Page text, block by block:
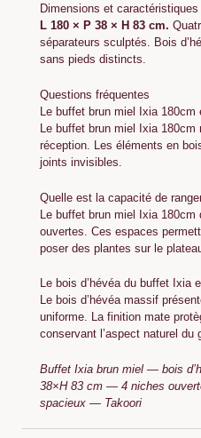
Dimensions et caractéristiques
L 180 × P 38 × H 83 cm.
séparateurs sculptés. Bois
sans pieds distincts.
Questions fréquentes
Le buffet brun miel Ixia
Le buffet brun miel Ixia
réception. Les éléments en
joints invisibles.
Quelle est la capacité de
Le buffet brun miel Ixia 180cm
ouvertes. Ces espaces
poser des plantes sur le
Le bois d’hévéa du buffet Ixia
Le bois d’hévéa massif
uniforme. La finition mate
conservant l’aspect naturel du
Buffet Ixia brun miel — bois
38×H 83 cm — 4 niches
spacieux — Takoori